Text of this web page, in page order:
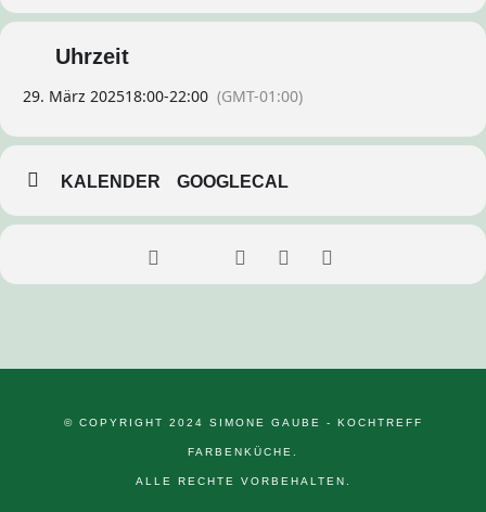
Uhrzeit
29. März 202518:00-22:00 (GMT-01:00)
KALENDER GOOGLECAL
© COPYRIGHT 2024 SIMONE GAUBE - KOCHTREFF
FARBENKÜCHE.
ALLE RECHTE VORBEHALTEN.